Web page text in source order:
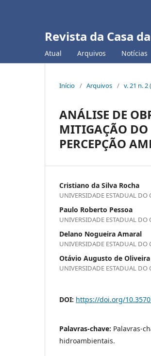
Revista da Casa
Atual Arquivos Notícias
Início / Arquivos / v. 21 n. 2
ANÁLISE DE
MITIGAÇÃO DO
PERCEPÇÃO
Cristiano da Silva Rocha
UNIVERSIDADE ESTADUAL DO
Paulo Roberto Pessoa
UNIVERSIDADE ESTADUAL DO
Delano Nogueira Amaral
UNIVERSIDADE ESTADUAL DO
Otávio Augusto de
UNIVERSIDADE ESTADUAL DO
DOI: https://doi.org/
Palavras-chave: Palavras-
hidroambientais.